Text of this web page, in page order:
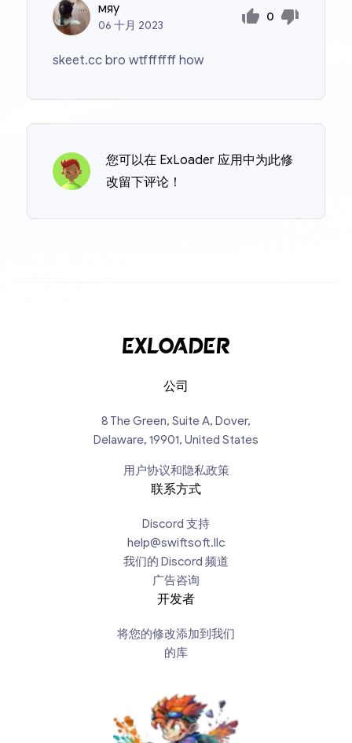
мяу
06十月 2023
0
skeet.cc bro wtfffffff how
您可以在 ExLoader 应用中为此修
改留下评论！
公司
8 The Green, Suite A, Dover,
Delaware, 19901, United States
用户协议和隐私政策
联系方式
Discord 支持
help@swiftsoft.llc
我们的 Discord 频道
广告咨询
开发者
将您的修改添加到我们
的库